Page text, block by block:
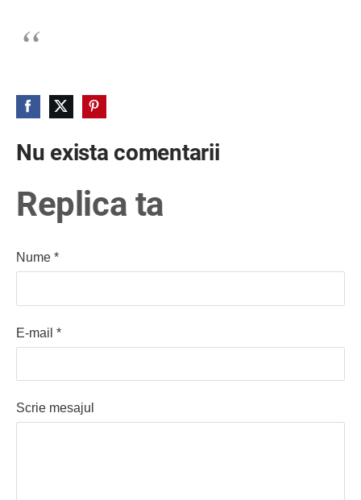
Nu exista comentarii
Replica ta
Nume *
E-mail *
Scrie mesajul